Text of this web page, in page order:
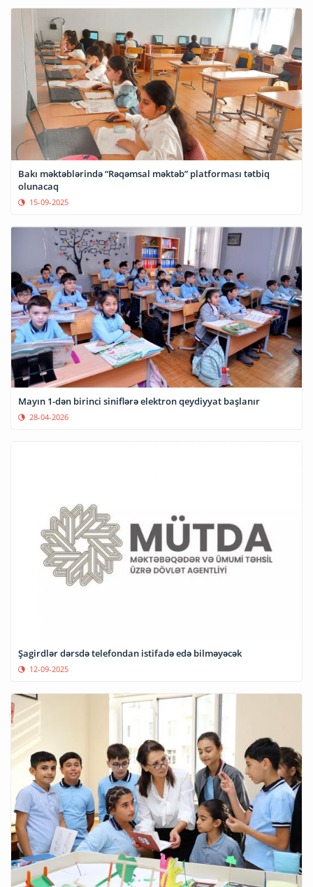
Bakı məktəblərində “Rəqəmsal məktəb” platforması tətbiq
olunacaq
15-09-2025
Mayın 1-dən birinci siniflərə elektron qeydiyyat başlanır
28-04-2026
Şagirdlər dərsdə telefondan istifadə edə bilməyəcək
12-09-2025